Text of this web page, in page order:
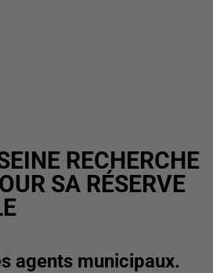
RECHERCHE
SA RÉSERVE
agents municipaux.